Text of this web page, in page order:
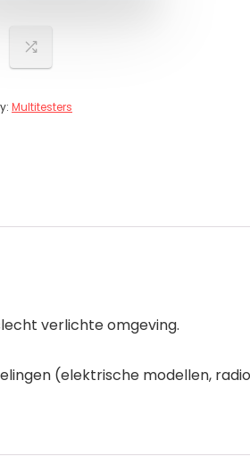
Multitesters
verlichte omgeving.
(elektrische modellen,